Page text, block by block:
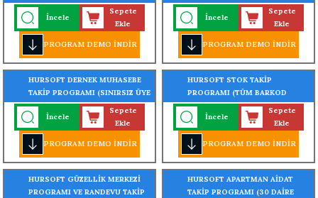
KAPASİTELİ)
İncele
Sepete
Ekle
PROGRAM DEMO İNDİR
SINIRSIZ ÖĞRENCİ KAYIT
KAPASİTELİ)
İncele
Sepete
Ekle
PROGRAM DEMO İNDİR
HURSOFT DERNEK MUHASEBE
TAKİP PROGRAMI (SINIRSIZ ÜYE
KAYIT KAPASİTELİ)
İncele
Sepete
Ekle
PROGRAM DEMO İNDİR
HURSOFT STOK TAKİP
PROGRAMI (TÜM BARKOD
CİHAZLARI İLE ENTEGRE
ÇALIŞIR)
İncele
Sepete
Ekle
PROGRAM DEMO İNDİR
HURSOFT GÜZELLİK MERKEZİ
PROGRAMI VE RANDEVU TAKİP
HURSOFT APARTMAN AİDAT
TAKİP PROGRAMI (30 DAİRE